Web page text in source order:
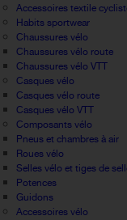
Accessoires textile
Habits sportwear
Chaussures vélo
Chaussures vélo route
Chaussures vélo VTT
Casques vélo
Casques vélo route
Casques vélo VTT
Composants vélo
Pneus et chambres à air
Roues vélo
Selles vélo et tiges de
Potences
Guidons
Accessoires vélo